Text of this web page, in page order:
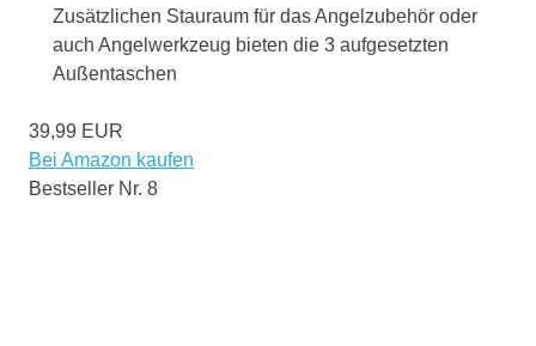
Zusätzlichen Stauraum für das Angelzubehör oder
auch Angelwerkzeug bieten die 3 aufgesetzten
Außentaschen
39,99 EUR
Bei Amazon kaufen
Bestseller Nr. 8